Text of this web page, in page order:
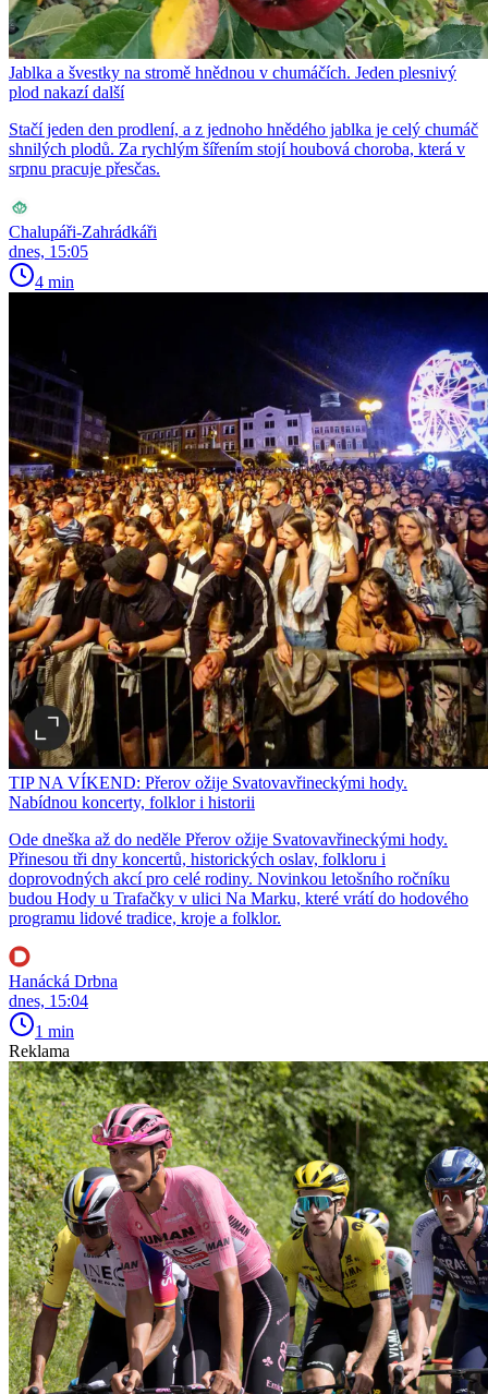
Jablka a švestky na stromě hnědnou v chumáčích. Jeden plesnivý
plod nakazí další
Stačí jeden den prodlení, a z jednoho hnědého jablka je celý chumáč
shnilých plodů. Za rychlým šířením stojí houbová choroba, která v
srpnu pracuje přesčas.
Chalupáři-Zahrádkáři
dnes, 15:05
4 min
TIP NA VÍKEND: Přerov ožije Svatovavřineckými hody.
Nabídnou koncerty, folklor i historii
Ode dneška až do neděle Přerov ožije Svatovavřineckými hody.
Přinesou tři dny koncertů, historických oslav, folkloru i
doprovodných akcí pro celé rodiny. Novinkou letošního ročníku
budou Hody u Trafačky v ulici Na Marku, které vrátí do hodového
programu lidové tradice, kroje a folklor.
Hanácká Drbna
dnes, 15:04
1 min
Reklama